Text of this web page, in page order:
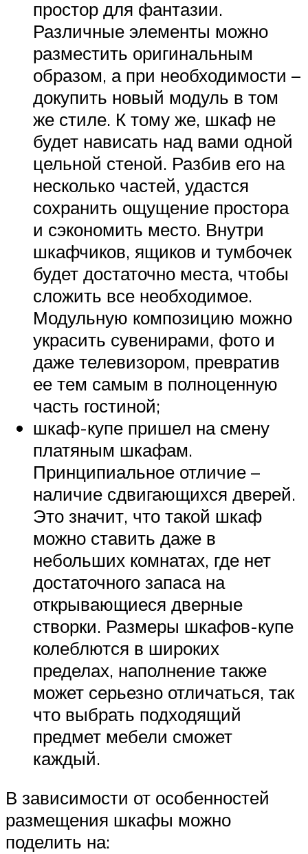
простор для фантазии.
Различные элементы можно
разместить оригинальным
образом, а при необходимости –
докупить новый модуль в том
же стиле. К тому же, шкаф не
будет нависать над вами одной
цельной стеной. Разбив его на
несколько частей, удастся
сохранить ощущение простора
и сэкономить место. Внутри
шкафчиков, ящиков и тумбочек
будет достаточно места, чтобы
сложить все необходимое.
Модульную композицию можно
украсить сувенирами, фото и
даже телевизором, превратив
ее тем самым в полноценную
часть гостиной;
шкаф-купе пришел на смену
платяным шкафам.
Принципиальное отличие –
наличие сдвигающихся дверей.
Это значит, что такой шкаф
можно ставить даже в
небольших комнатах, где нет
достаточного запаса на
открывающиеся дверные
створки. Размеры шкафов-купе
колеблются в широких
пределах, наполнение также
может серьезно отличаться, так
что выбрать подходящий
предмет мебели сможет
каждый.
В зависимости от особенностей
размещения шкафы можно
поделить на: